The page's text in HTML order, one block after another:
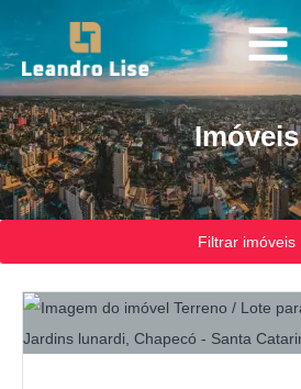
Imóveis
Filtrar imóveis